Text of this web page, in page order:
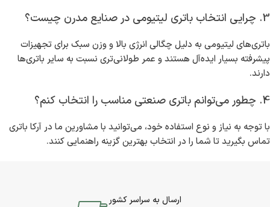
3. چرایی انتخاب باتری لیتیومی در صنایع مدرن چیست؟
باتری‌های لیتیومی به دلیل چگالی انرژی بالا و وزن سبک برای تجهیزات
پیشرفته بسیار ایده‌آل هستند و عمر طولانی‌تری نسبت به سایر باتری‌ها
دارند.
4. چطور می‌توانم باتری صنعتی مناسب را انتخاب کنم؟
با توجه به نیاز و نوع استفاده خود، می‌توانید با مشاورین ما در آرکا باتری
تماس بگیرید تا شما را در انتخاب بهترین گزینه راهنمایی کنند.
ارسال به سراسر کشور